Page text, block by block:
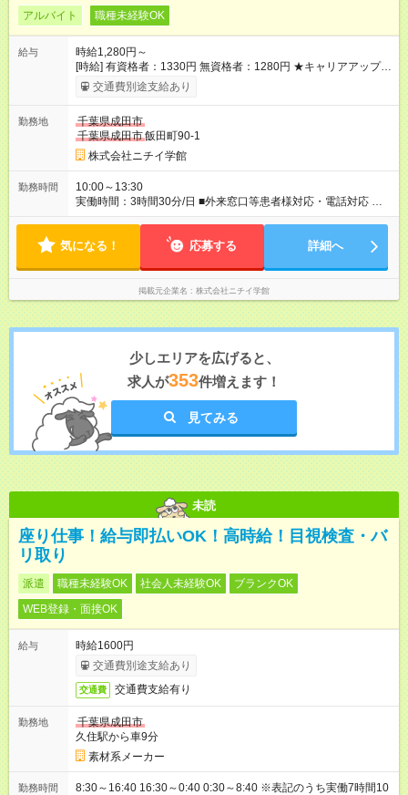
アルバイト 職種未経験OK
給与
時給1,280円～
[時給] 有資格者：1330円 無資格者：1280円 ★キャリアアップ制
度あり 進級により給与がアップします！ 【試用期間】試用期間
あり 試用期間の長さ：3ヶ月 雇用形態、給与は本採用時と同じ
交通費別途支給あり
勤務地
千葉県成田市
千葉県成田市飯田町90-1
株式会社ニチイ学館
勤務時間
10:00～13:30
実働時間：3時間30分/日 ■外来窓口等患者様対応・電話対応 月
～金 10:00～13:30（休憩なし） 週5日・月70時間勤務 残業ほと
気になる！ 応募する 詳細へ
掲載元企業名 株式会社ニチイ学館
少しエリアを広げると、
求人が353件増えます！
見てみる
未読
座り仕事！給与即払いOK！高時給！目視検査・バ
リ取り
派遣 職種未経験OK 社会人未経験OK
ブランクOK
WEB登録・面接OK
給与
時給1600円
交通費別途支給あり
交通費 交通費支給有り
勤務地
千葉県成田市
久住駅から車9分
素材系メーカー
勤務時間
8:30～16:40 16:30～0:40 0:30～8:40 ※表記のうち実働7時間10